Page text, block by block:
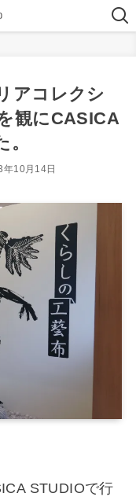
アコレクシ
観にCASICA
年10月14日
STUDIOで行